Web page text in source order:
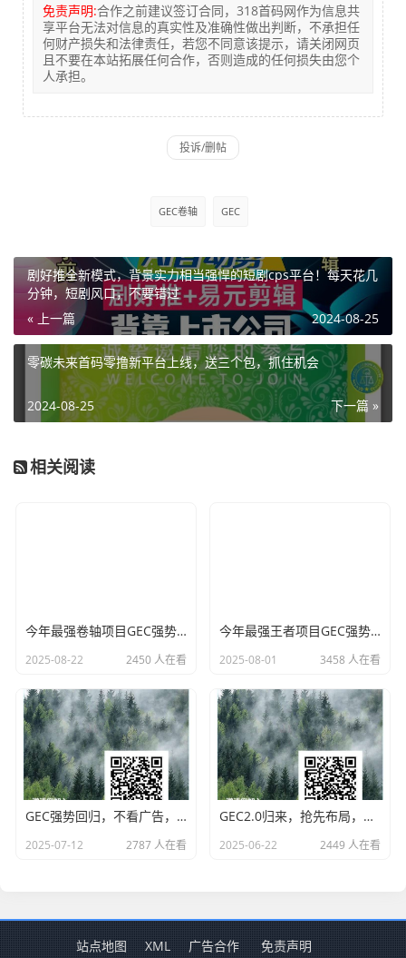
免责声明:合作之前建议签订合同，318首码网作为信息共
享平台无法对信息的真实性及准确性做出判断，不承担任
何财产损失和法律责任，若您不同意该提示，请关闭网页
且不要在本站拓展任何合作，否则造成的任何损失由您个
人承担。
GEC卷轴 GEC
剧好推全新模式，背景实力相当强悍的短剧cps平台！每天花几
分钟，短剧风口，不要错过
« 上一篇
2024-08-25
零碳未来首码零撸新平台上线，送三个包，抓住机会
下一篇 »
2024-08-25
相关阅读
今年最强卷轴项目GEC强势回归，不看广告，0撸玩家的好平台
2025-08-22 2450 人在看
今年最强王者项目GEC强势回归，不看广告，纯0撸，0撸玩家的好平台
2025-08-01 3458 人在看
GEC强势回归，不看广告，0撸
2025-07-12 2787 人在看
GEC2.0归来，抢先布局，零撸不用看广告，需要能长期玩的
2025-06-22 2449 人在看
站点地图 XML 广告合作 免责声明